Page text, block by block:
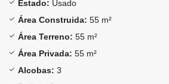
Estado: Usado
Área Construida: 55 m²
Área Terreno: 55 m²
Área Privada: 55 m²
Alcobas: 3